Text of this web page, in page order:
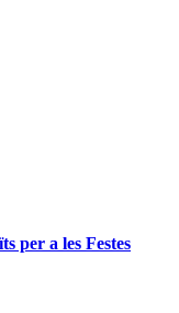
per a les Festes